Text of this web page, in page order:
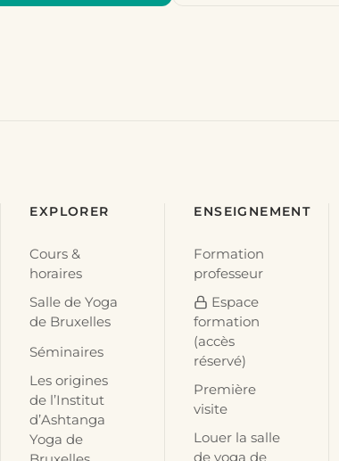
EXPLORER
Cours &
horaires
Salle de Yoga
de Bruxelles
Séminaires
Les origines
de l’Institut
d’Ashtanga
Yoga de
ENSEIGNEMENT
Formation
professeur
Espace
formation
(accès
réservé)
Première
visite
Louer la salle